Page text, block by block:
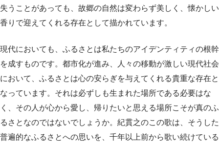
失うことがあっても、故郷の自然は変わらず美しく、懐かしい
香りで迎えてくれる存在として描かれています。
現代においても、ふるさとは私たちのアイデンティティの根幹
を成すものです。都市化が進み、人々の移動が激しい現代社会
において、ふるさとは心の安らぎを与えてくれる貴重な存在と
なっています。それは必ずしも生まれた場所である必要はな
く、その人が心から愛し、帰りたいと思える場所こそが真のふ
るさとなのではないでしょうか。紀貫之のこの歌は、そうした
普遍的なふるさとへの思いを、千年以上前から歌い続けている